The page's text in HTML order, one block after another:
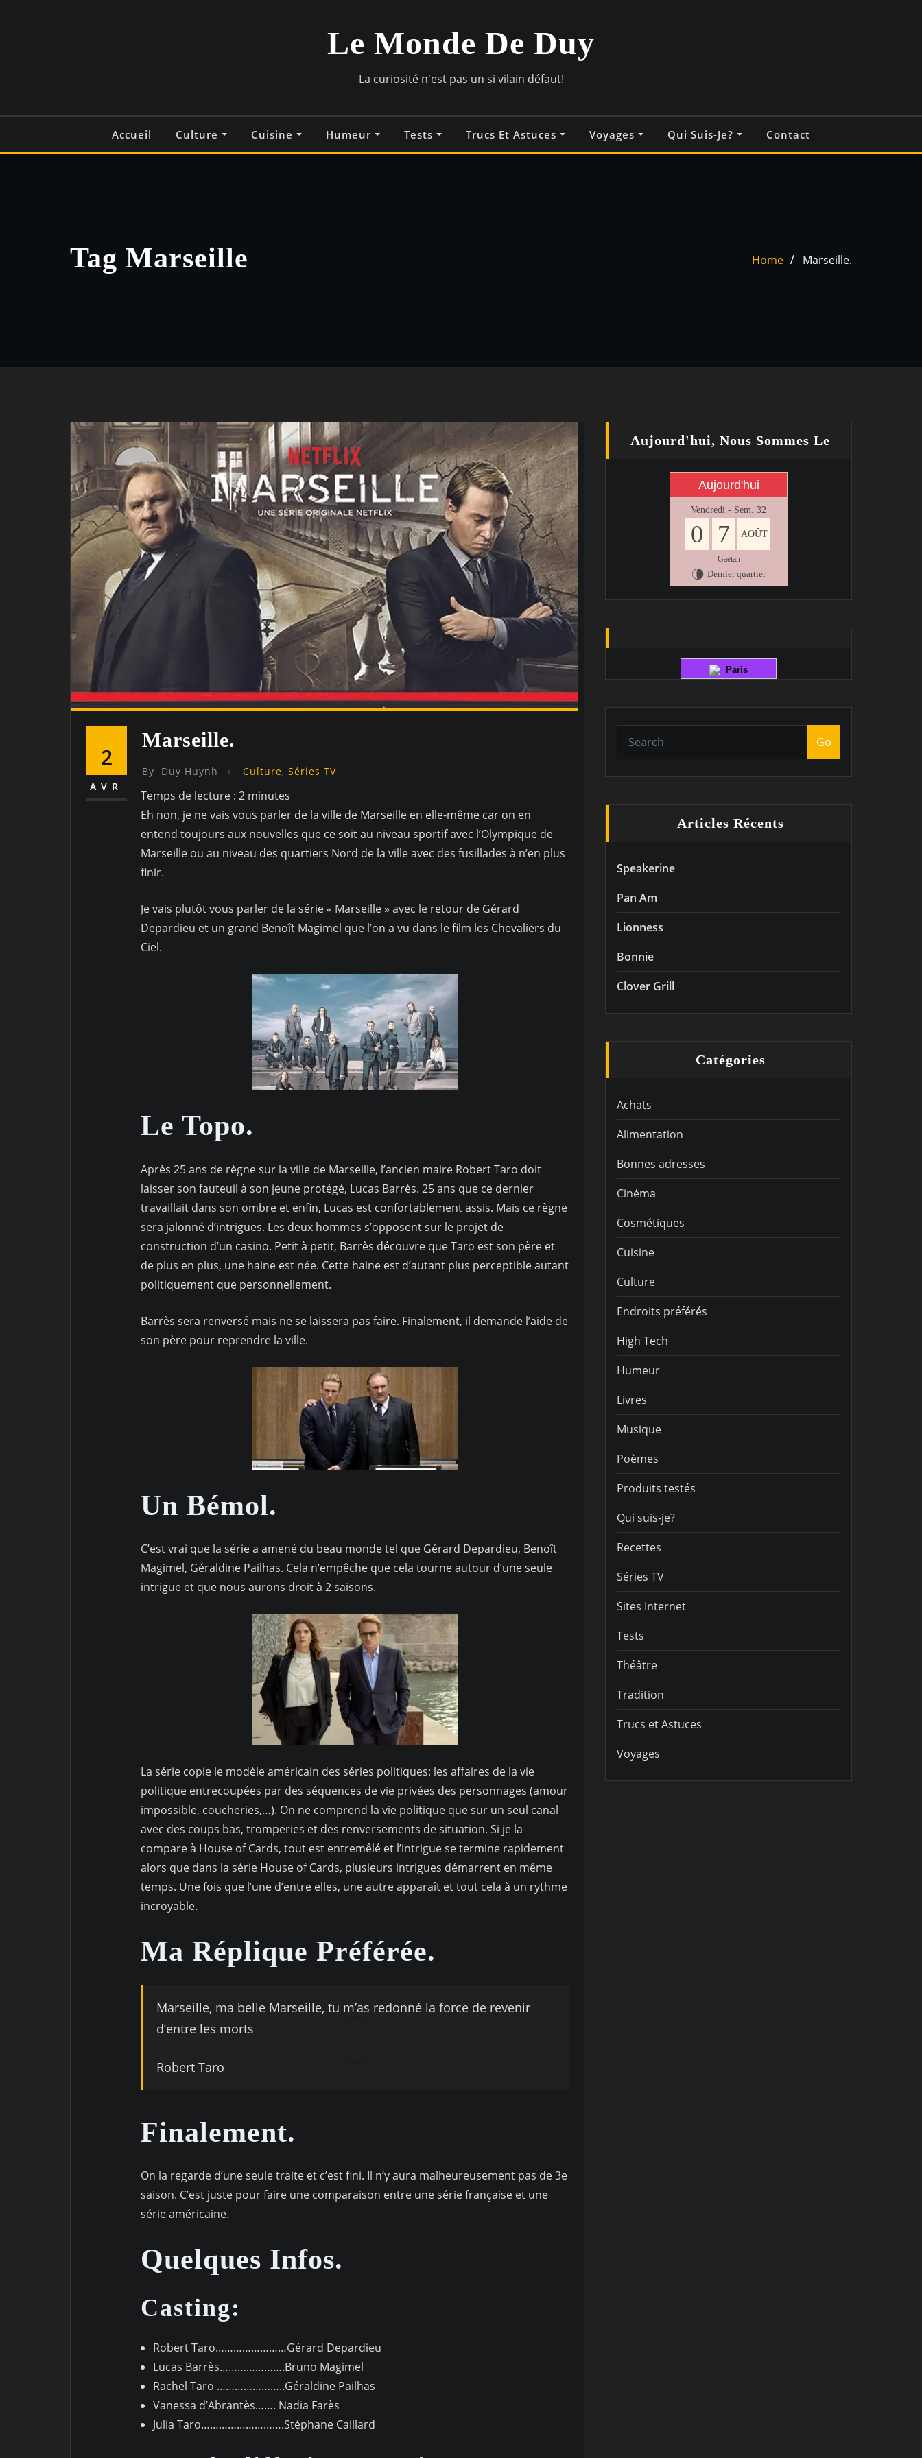
Le Monde De Duy
La curiosité n'est pas un si vilain défaut!
Accueil Culture Cuisine Humeur Tests Trucs Et Astuces Voyages Qui Suis-Je? Contact
Tag Marseille Home Marseille.
2
AVR
Marseille.
By Duy Huynh Culture,Séries TV
Temps de lecture : 2 minutes
Eh non, je ne vais vous parler de la ville de Marseille en elle-même car on en
entend toujours aux nouvelles que ce soit au niveau sportif avec l’Olympique de
Marseille ou au niveau des quartiers Nord de la ville avec des fusillades à n’en plus
finir.
Je vais plutôt vous parler de la série « Marseille » avec le retour de Gérard
Depardieu et un grand Benoît Magimel que l’on a vu dans le film les Chevaliers du
Ciel.
Le Topo.
Après 25 ans de règne sur la ville de Marseille, l’ancien maire Robert Taro doit
laisser son fauteuil à son jeune protégé, Lucas Barrès. 25 ans que ce dernier
travaillait dans son ombre et enfin, Lucas est confortablement assis. Mais ce règne
sera jalonné d’intrigues. Les deux hommes s’opposent sur le projet de
construction d’un casino. Petit à petit, Barrès découvre que Taro est son père et
de plus en plus, une haine est née. Cette haine est d’autant plus perceptible autant
politiquement que personnellement.
Barrès sera renversé mais ne se laissera pas faire. Finalement, il demande l’aide de
son père pour reprendre la ville.
Un Bémol.
C’est vrai que la série a amené du beau monde tel que Gérard Depardieu, Benoît
Magimel, Géraldine Pailhas. Cela n’empêche que cela tourne autour d’une seule
intrigue et que nous aurons droit à 2 saisons.
La série copie le modèle américain des séries politiques: les affaires de la vie
politique entrecoupées par des séquences de vie privées des personnages (amour
impossible, coucheries,…). On ne comprend la vie politique que sur un seul canal
avec des coups bas, tromperies et des renversements de situation. Si je la
compare à House of Cards, tout est entremêlé et l’intrigue se termine rapidement
alors que dans la série House of Cards, plusieurs intrigues démarrent en même
temps. Une fois que l’une d’entre elles, une autre apparaît et tout cela à un rythme
incroyable.
Ma Réplique Préférée.
Marseille, ma belle Marseille, tu m’as redonné la force de revenir
d’entre les morts
Robert Taro
Finalement.
On la regarde d’une seule traite et c’est fini. Il n’y aura malheureusement pas de 3e
saison. C’est juste pour faire une comparaison entre une série française et une
série américaine.
Quelques Infos.
Casting:
Robert Taro……………………Gérard Depardieu
Lucas Barrès………………….Bruno Magimel
Rachel Taro …………………..Géraldine Pailhas
Vanessa d’Abrantès……. Nadia Farès
Julia Taro……………………….Stéphane Caillard
Aujourd'hui, Nous Sommes Le
Aujourd'hui
Vendredi - Sem. 32
0 7 AOÛT
Gaétan
U Dernier quartier
Paris
Go
Articles Récents
Speakerine
Pan Am
Lionness
Bonnie
Clover Grill
Catégories
Achats
Alimentation
Bonnes adresses
Cinéma
Cosmétiques
Cuisine
Culture
Endroits préférés
High Tech
Humeur
Livres
Musique
Poèmes
Produits testés
Qui suis-je?
Recettes
Séries TV
Sites Internet
Tests
Théâtre
Tradition
Trucs et Astuces
Voyages